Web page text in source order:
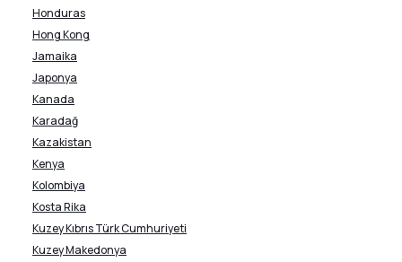
Honduras
Hong Kong
Jamaika
Japonya
Kanada
Karadağ
Kazakistan
Kenya
Kolombiya
Kosta Rika
Kuzey Kıbrıs Türk Cumhuriyeti
Kuzey Makedonya